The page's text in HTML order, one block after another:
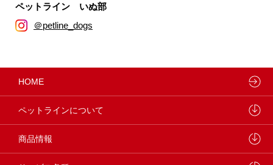
ペットライン いぬ部
＠petline_dogs
HOME
ペットラインについて
ペットラインが大切にしていること
商品情報